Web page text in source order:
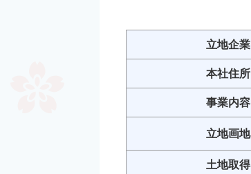
立地企業
本社住所
事業内容
立地画地
土地取得